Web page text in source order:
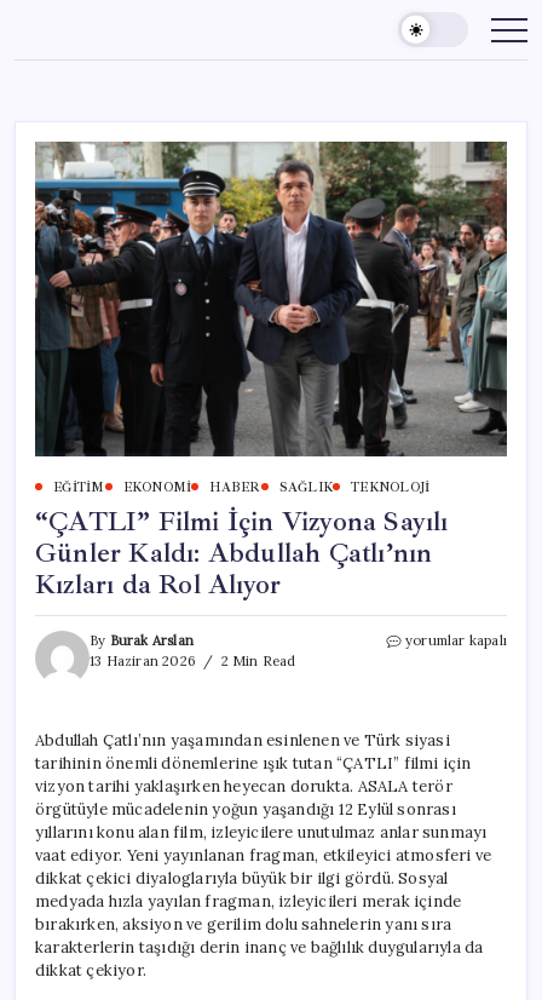
content
EĞITIM EKONOMI HABER SAĞLIK TEKNOLOJI
“ÇATLI” Filmi İçin Vizyona Sayılı
Günler Kaldı: Abdullah Çatlı’nın
Kızları da Rol Alıyor
By Burak Arslan
13 Haziran 2026
2 Min Read
“ÇATLI”
Günler
Kaldı:
Abdullah
Çatlı’nın
Rol
Alıyor
için
yorumlar kapalı
Abdullah Çatlı’nın yaşamından esinlenen ve Türk siyasi
tarihinin önemli dönemlerine ışık tutan “ÇATLI” filmi için
vizyon tarihi yaklaşırken heyecan dorukta. ASALA terör
örgütüyle mücadelenin yoğun yaşandığı 12 Eylül sonrası
yıllarını konu alan film, izleyicilere unutulmaz anlar sunmayı
vaat ediyor. Yeni yayınlanan fragman, etkileyici atmosferi ve
dikkat çekici diyaloglarıyla büyük bir ilgi gördü. Sosyal
medyada hızla yayılan fragman, izleyicileri merak içinde
bırakırken, aksiyon ve gerilim dolu sahnelerin yanı sıra
karakterlerin taşıdığı derin inanç ve bağlılık duygularıyla da
dikkat çekiyor.